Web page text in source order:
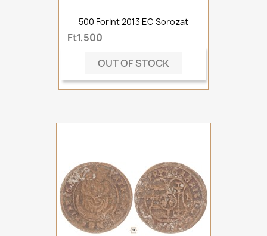
500 Forint 2013 EC Sorozat
Ft1,500
OUT OF STOCK